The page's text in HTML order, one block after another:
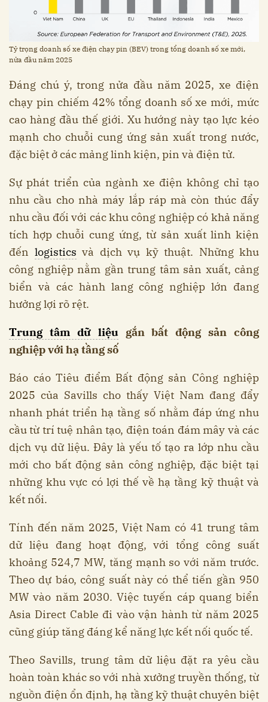
Tỷ trọng doanh số xe điện chạy pin (BEV) trong tổng doanh số xe mới,
nửa đầu năm 2025
Đáng chú ý, trong nửa đầu năm 2025, xe điện
chạy pin chiếm 42% tổng doanh số xe mới, mức
cao hàng đầu thế giới. Xu hướng này tạo lực kéo
mạnh cho chuỗi cung ứng sản xuất trong nước,
đặc biệt ở các mảng linh kiện, pin và điện tử.
Sự phát triển của ngành xe điện không chỉ tạo
nhu cầu cho nhà máy lắp ráp mà còn thúc đẩy
nhu cầu đối với các khu công nghiệp có khả năng
tích hợp chuỗi cung ứng, từ sản xuất linh kiện
đến logistics và dịch vụ kỹ thuật. Những khu
công nghiệp nằm gần trung tâm sản xuất, cảng
biển và các hành lang công nghiệp lớn đang
hưởng lợi rõ rệt.
Trung tâm dữ liệugắn bất động sản công
nghiệp với hạ tầng số
Báo cáo Tiêu điểm Bất động sản Công nghiệp
2025 của Savills cho thấy Việt Nam đang đẩy
nhanh phát triển hạ tầng số nhằm đáp ứng nhu
cầu từ trí tuệ nhân tạo, điện toán đám mây và các
dịch vụ dữ liệu. Đây là yếu tố tạo ra lớp nhu cầu
mới cho bất động sản công nghiệp, đặc biệt tại
những khu vực có lợi thế về hạ tầng kỹ thuật và
kết nối.
Tính đến năm 2025, Việt Nam có 41 trung tâm
dữ liệu đang hoạt động, với tổng công suất
khoảng 524,7 MW, tăng mạnh so với năm trước.
Theo dự báo, công suất này có thể tiến gần 950
MW vào năm 2030. Việc tuyến cáp quang biển
Asia Direct Cable đi vào vận hành từ năm 2025
cũng giúp tăng đáng kể năng lực kết nối quốc tế.
Theo Savills, trung tâm dữ liệu đặt ra yêu cầu
hoàn toàn khác so với nhà xưởng truyền thống, từ
nguồn điện ổn định, hạ tầng kỹ thuật chuyên biệt